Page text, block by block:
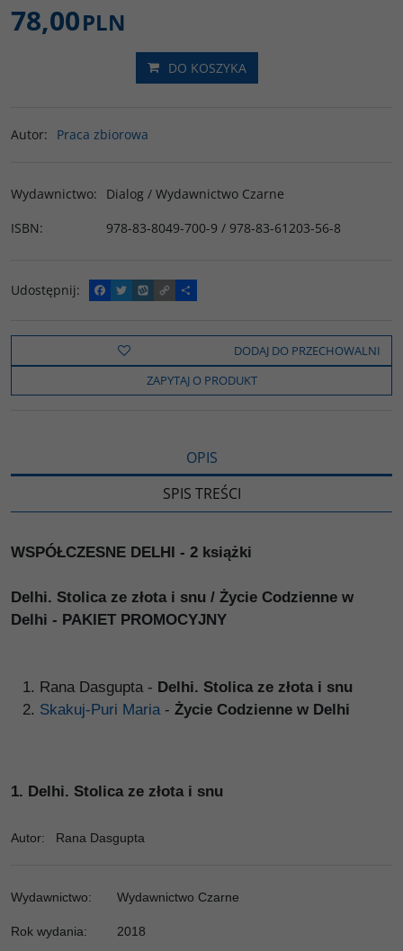
78,00PLN
DO KOSZYKA
Autor: Praca zbiorowa
Wydawnictwo:
Dialog / Wydawnictwo Czarne
ISBN: 978-83-8049-700-9 / 978-83-61203-56-8
Udostępnij:
F
a
e
o
k
T
w
t
t
e
W
y
o
C
o
y
i
n
k
P
o
z
e
l
s
DODAJ DO PRZECHOWALNI
ZAPYTAJ O PRODUKT
OPIS
SPIS TREŚCI
WSPÓŁCZESNE DELHI - 2 książki
Delhi. Stolica ze złota i snu / Życie Codzienne w
Delhi - PAKIET PROMOCYJNY
Rana Dasgupta - Delhi. Stolica ze złota i snu
Skakuj-Puri Maria- Życie Codzienne w Delhi
1. Delhi. Stolica ze złota i snu
Autor: Rana Dasgupta
Wydawnictwo: Wydawnictwo Czarne
Rok wydania: 2018